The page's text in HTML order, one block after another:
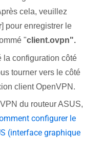
cela, veuillez
] pour enregistrer le
"client.ovpn".
la configuration côté
tourner vers le côté
client OpenVPN.
du routeur ASUS,
configurer le
(interface graphique